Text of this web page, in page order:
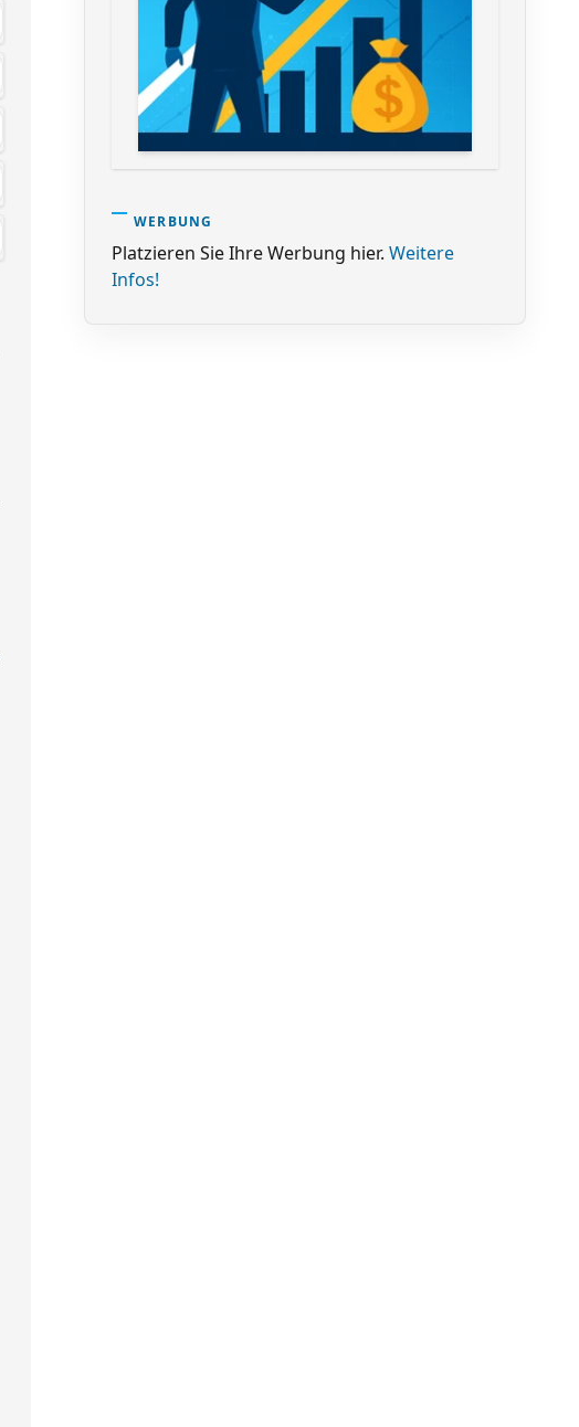
WERBUNG
Platzieren Sie Ihre Werbung hier. Weitere
Infos!